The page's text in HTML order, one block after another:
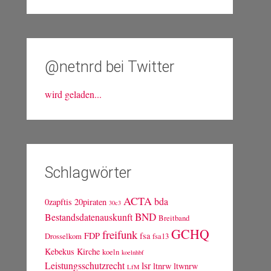
@netnrd bei Twitter
wird geladen...
Schlagwörter
0zapftis 20piraten 30c3 ACTAbda
BestandsdatenauskunftBND Breitband
Drosselkom FDP freifunk fsa fsa13 GCHQ
Kebekus Kirche koeln koelnhbf
Leistungsschutzrecht LfM lsr ltnrw ltwnrw